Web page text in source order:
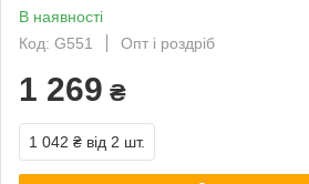
В наявності
Код: G551
Опт і роздріб
1 269 ₴
1 042 ₴ від 2 шт.